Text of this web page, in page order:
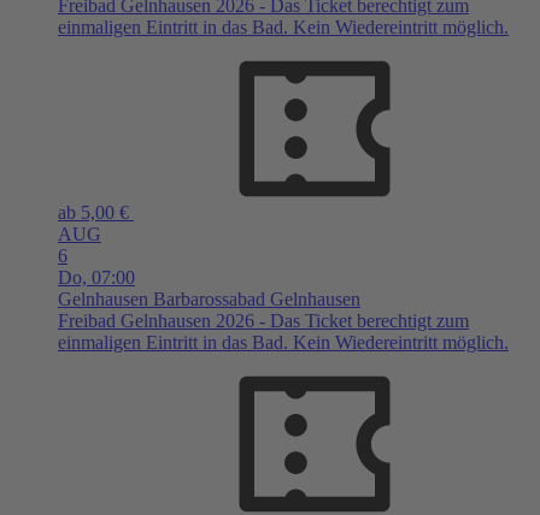
Freibad Gelnhausen 2026 - Das Ticket berechtigt zum
einmaligen Eintritt in das Bad. Kein Wiedereintritt möglich.
ab 5,00 €
AUG
6
Do, 07:00
Gelnhausen Barbarossabad Gelnhausen
Freibad Gelnhausen 2026 - Das Ticket berechtigt zum
einmaligen Eintritt in das Bad. Kein Wiedereintritt möglich.